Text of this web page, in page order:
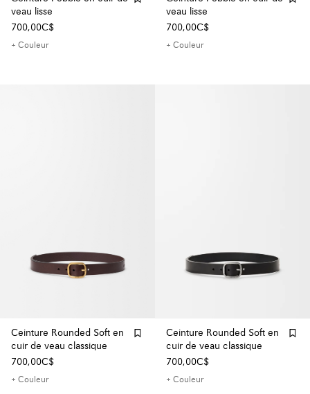
veau lisse
700,00C$
+ Couleur
veau lisse
700,00C$
+ Couleur
Ceinture Rounded Soft en
cuir de veau classique
700,00C$
+ Couleur
Ceinture Rounded Soft en
cuir de veau classique
700,00C$
+ Couleur